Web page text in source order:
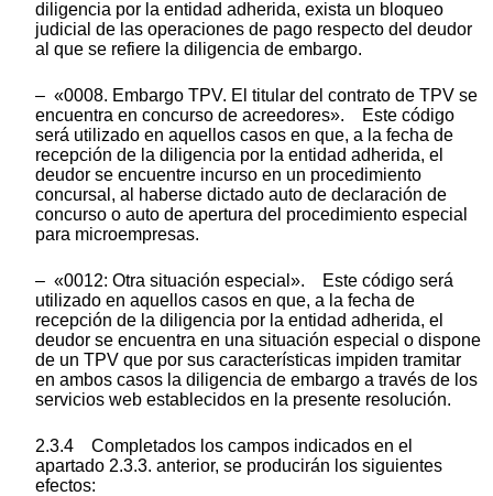
diligencia por la entidad adherida, exista un bloqueo
judicial de las operaciones de pago respecto del deudor
al que se refiere la diligencia de embargo.
– «0008. Embargo TPV. El titular del contrato de TPV se
encuentra en concurso de acreedores». Este código
será utilizado en aquellos casos en que, a la fecha de
recepción de la diligencia por la entidad adherida, el
deudor se encuentre incurso en un procedimiento
concursal, al haberse dictado auto de declaración de
concurso o auto de apertura del procedimiento especial
para microempresas.
– «0012: Otra situación especial». Este código será
utilizado en aquellos casos en que, a la fecha de
recepción de la diligencia por la entidad adherida, el
deudor se encuentra en una situación especial o dispone
de un TPV que por sus características impiden tramitar
en ambos casos la diligencia de embargo a través de los
servicios web establecidos en la presente resolución.
2.3.4 Completados los campos indicados en el
apartado 2.3.3. anterior, se producirán los siguientes
efectos: